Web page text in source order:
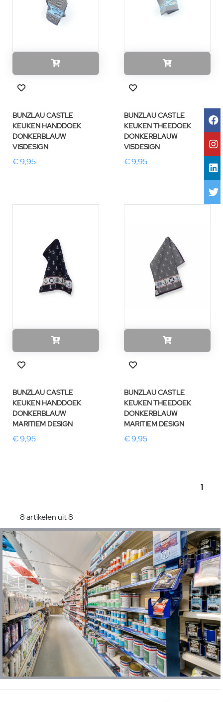
BUNZLAU CASTLE
KEUKEN HANDDOEK
DONKERBLAUW
VISDESIGN
€ 9,95
BUNZLAU CASTLE
KEUKEN THEEDOEK
DONKERBLAUW
VISDESIGN
€ 9,95
BUNZLAU CASTLE
KEUKEN HANDDOEK
DONKERBLAUW
MARITIEM DESIGN
€ 9,95
BUNZLAU CASTLE
KEUKEN THEEDOEK
DONKERBLAUW
MARITIEM DESIGN
€ 9,95
1
8 artikelen uit 8